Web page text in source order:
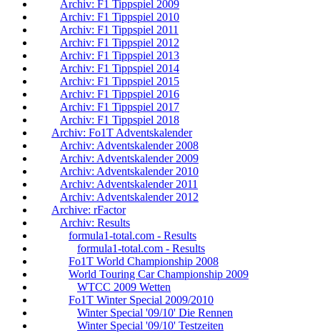
Archiv: F1 Tippspiel 2009
Archiv: F1 Tippspiel 2010
Archiv: F1 Tippspiel 2011
Archiv: F1 Tippspiel 2012
Archiv: F1 Tippspiel 2013
Archiv: F1 Tippspiel 2014
Archiv: F1 Tippspiel 2015
Archiv: F1 Tippspiel 2016
Archiv: F1 Tippspiel 2017
Archiv: F1 Tippspiel 2018
Archiv: Fo1T Adventskalender
Archiv: Adventskalender 2008
Archiv: Adventskalender 2009
Archiv: Adventskalender 2010
Archiv: Adventskalender 2011
Archiv: Adventskalender 2012
Archive: rFactor
Archiv: Results
formula1-total.com - Results
formula1-total.com - Results
Fo1T World Championship 2008
World Touring Car Championship 2009
WTCC 2009 Wetten
Fo1T Winter Special 2009/2010
Winter Special '09/10' Die Rennen
Winter Special '09/10' Testzeiten